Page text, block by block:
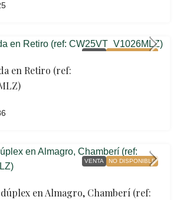
VENTA NO DISPONIBLE
en Retiro (ref:
VENTA NO DISPONIBLE
en Almagro, Chamberí (ref: